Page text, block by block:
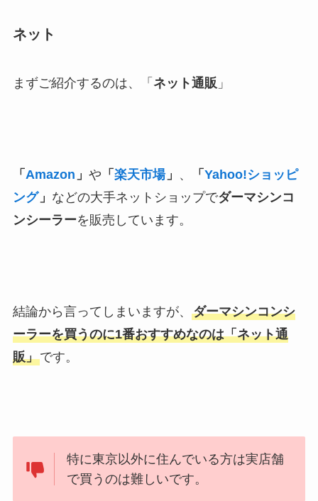
ネット
まずご紹介するのは、「 ネット通販 」
「 Amazon 」 や 「 楽天市場」 、 「 Yahoo!ショッピ
ング」 などの大手ネットショップでダーマシンコ
ンシーラーを販売しています。
結論から言ってしまいますが、 ダーマシンコンシ
ーラーを買うのに1番おすすめなのは「ネット通
販」です。
特に東京以外に住んでいる方は実店舗
で買うのは難しいです。